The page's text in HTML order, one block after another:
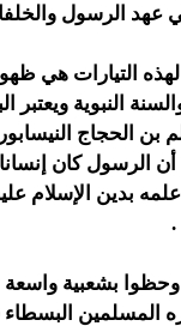
عهد الرسول
لهذه التيارات هي
النبوية ويعتبر
الحجاج
أن الرسول كان
بدين الإسلام
.
بشعبية واسعة
المسلمين